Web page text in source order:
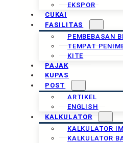
EKSPOR
CUKAI
FASILITAS
PEMBEBASAN
TEMPAT
KITE
PAJAK
KUPAS
POST
ARTIKEL
ENGLISH
KALKULATOR
KALKULATOR
KALKULATOR